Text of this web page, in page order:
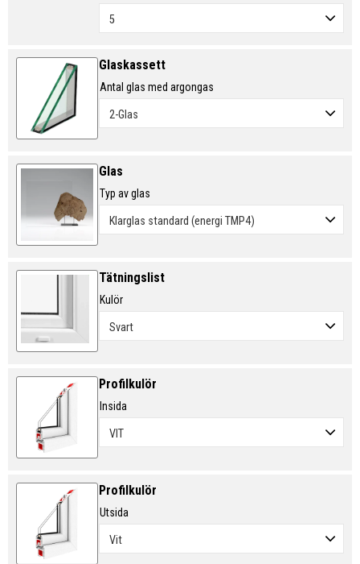
Glaskassett
Antal glas med argongas
Glas
Typ av glas
Tätningslist
Kulör
Profilkulör
Insida
Profilkulör
Utsida